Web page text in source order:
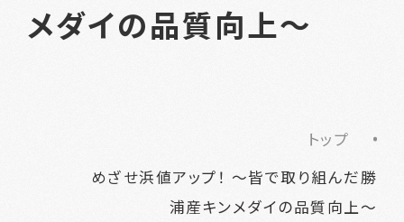
メダイの品質向上～
トップ
めざせ浜値アップ！ ～皆で取り組んだ勝
浦産キンメダイの品質向上～